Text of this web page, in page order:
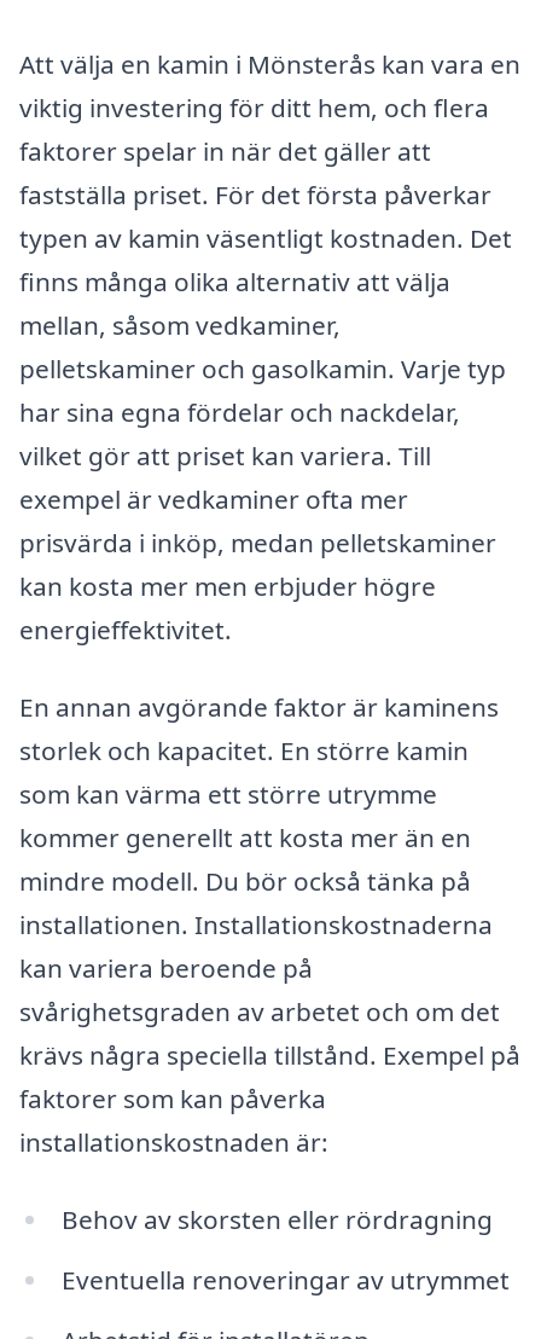
Att välja en kamin i Mönsterås kan vara en
viktig investering för ditt hem, och flera
faktorer spelar in när det gäller att
fastställa priset. För det första påverkar
typen av kamin väsentligt kostnaden. Det
finns många olika alternativ att välja
mellan, såsom vedkaminer,
pelletskaminer och gasolkamin. Varje typ
har sina egna fördelar och nackdelar,
vilket gör att priset kan variera. Till
exempel är vedkaminer ofta mer
prisvärda i inköp, medan pelletskaminer
kan kosta mer men erbjuder högre
energieffektivitet.
En annan avgörande faktor är kaminens
storlek och kapacitet. En större kamin
som kan värma ett större utrymme
kommer generellt att kosta mer än en
mindre modell. Du bör också tänka på
installationen. Installationskostnaderna
kan variera beroende på
svårighetsgraden av arbetet och om det
krävs några speciella tillstånd. Exempel på
faktorer som kan påverka
installationskostnaden är:
Behov av skorsten eller rördragning
Eventuella renoveringar av utrymmet